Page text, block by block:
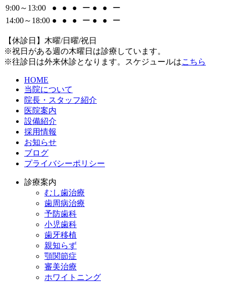
9:00～13:00
● ● ● ー ● ●
ー
14:00～18:00 ● ● ● ー ● ● ー
【休診日】木曜/日曜/祝日
※祝日がある週の木曜日は診療しています。
※往診日は外来休診となります。スケジュールはこちら
HOME
当院について
院長・スタッフ紹介
医院案内
設備紹介
採用情報
お知らせ
ブログ
プライバシーポリシー
診療案内
むし歯治療
歯周病治療
予防歯科
小児歯科
歯牙移植
親知らず
顎関節症
審美治療
ホワイトニング